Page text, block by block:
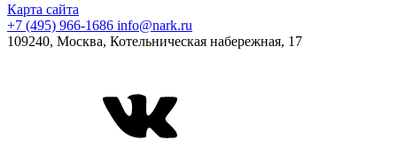
Карта сайта
+7 (495) 966-1686 info@nark.ru
109240, Москва, Котельническая набережная, 17